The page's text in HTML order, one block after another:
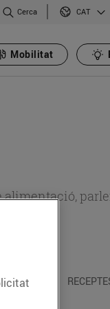
Cerca CAT
Mobilitat